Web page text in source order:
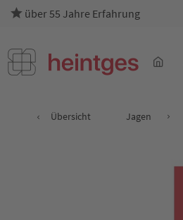
über 55 Jahre Erfahrung
Übersicht Jagen